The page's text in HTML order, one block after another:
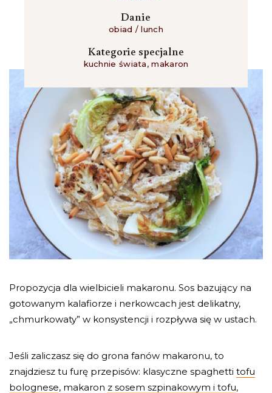
Danie
obiad / lunch
Kategorie specjalne
kuchnie świata,makaron
Propozycja dla wielbicieli makaronu. Sos bazujący na
gotowanym kalafiorze i nerkowcach jest delikatny,
„chmurkowaty” w konsystencji i rozpływa się w ustach.
Jeśli zaliczasz się do grona fanów makaronu, to
znajdziesz tu furę przepisów: klasyczne spaghetti tofu
bolognese, makaron z sosem szpinakowym i tofu,